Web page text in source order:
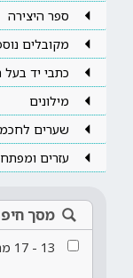
ספר היצירה
מקובלים
כתבי יד
מילונים
שערים
עזרים
מסך
13
-
17